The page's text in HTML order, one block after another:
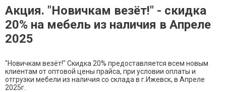
Акция. "Новичкам везёт!" - скидка
20% на мебель из наличия в Апреле
2025
"Новичкам везёт!" Скидка 20% предоставляется всем новым
клиентам от оптовой цены прайса, при условии оплаты и
отгрузки мебели из наличия со склада в г.Ижевск, в Апреле
2025г.